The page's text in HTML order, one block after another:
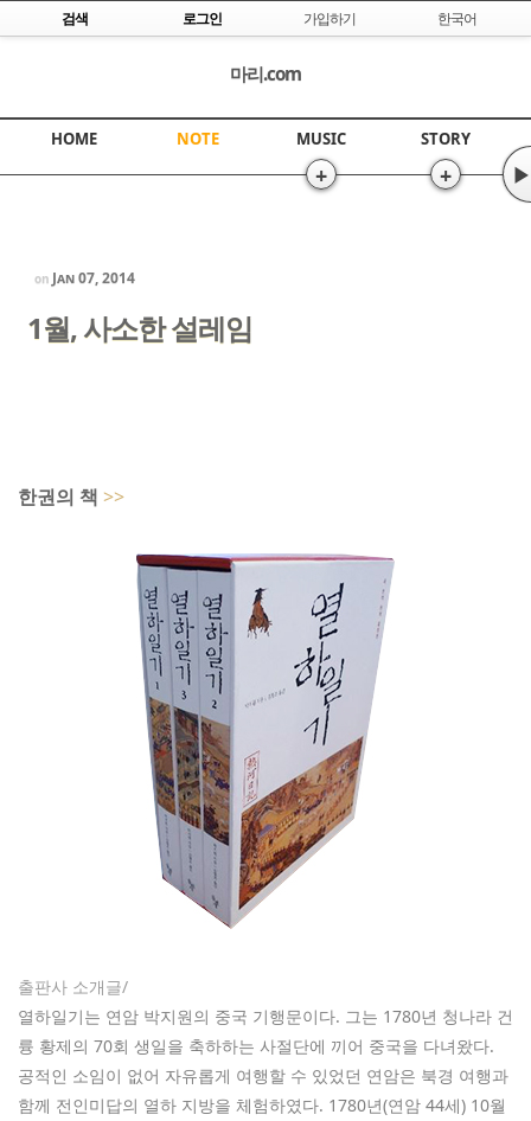
Skip to content
검색 로그인 가입하기 한국어
마리.com
HOME NOTE MUSIC
+
STORY
+ ▶
on Jan 07, 2014
1월, 사소한 설레임
한권의 책 >>
출판사 소개글/
열하일기는 연암 박지원의 중국 기행문이다. 그는 1780년 청나라 건
륭 황제의 70회 생일을 축하하는 사절단에 끼어 중국을 다녀왔다.
공적인 소임이 없어 자유롭게 여행할 수 있었던 연암은 북경 여행과
함께 전인미답의 열하 지방을 체험하였다. 1780년(연암 44세) 10월